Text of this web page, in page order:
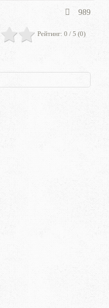
989
Рейтинг: 0 / 5 (0)